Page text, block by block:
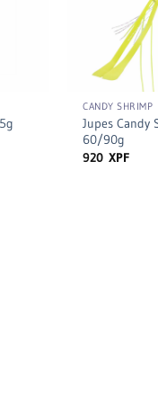
+
CANDY SHRIMP
Jupes Candy
60/90g
920XPF